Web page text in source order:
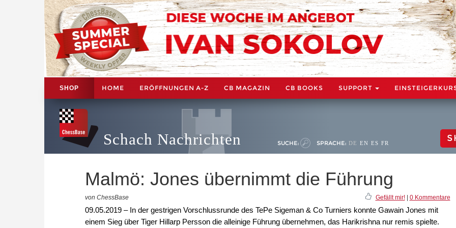
SHOP HOME ERÖFFNUNGEN A-Z CB MAGAZIN CB BOOKS SUPPORT
Schach Nachrichten SUCHE: SPRACHE: DE EN ES FR
Malmö: Jones übernimmt die Führung
von ChessBase Gefällt mir!| 0 Kommentare
09.05.2019 – In der gestrigen Vorschlussrunde des TePe Sigeman & Co Turniers konnte Gawain Jones mit
einem Sieg über Tiger Hillarp Persson die alleinige Führung übernehmen, das Harikrishna nur remis spielte.